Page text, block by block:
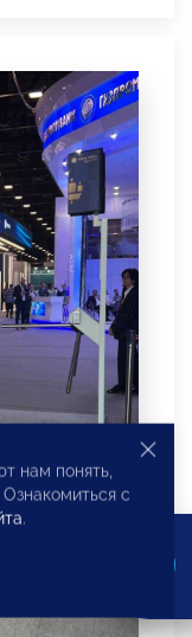
нам понять,
с
.